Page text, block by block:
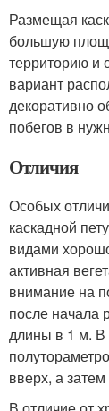
Размещая
большую
территорию и
вариант
декоративно
побегов в
Отличия
Особых
каскадной
видами
активная
внимание на
после начала
длины в 1 м. В
вверх, а